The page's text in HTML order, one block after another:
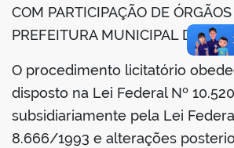
COM PARTICIPAÇÃO DE
PREFEITURA MUNICIPAL DE
O procedimento licitatório
disposto na Lei Federal Nº
subsidiariamente pela Lei
8.666/1993 e alterações